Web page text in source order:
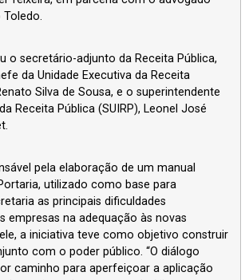
o secretário-adjunto da Receita Pública,
da Unidade Executiva da Receita
Silva de Sousa, e o superintendente
Receita Pública (SUIRP), Leonel José
pela elaboração de um manual
utilizado como base para
as principais dificuldades
empresas na adequação às novas
a iniciativa teve como objetivo construir
com o poder público. “O diálogo
caminho para aperfeiçoar a aplicação